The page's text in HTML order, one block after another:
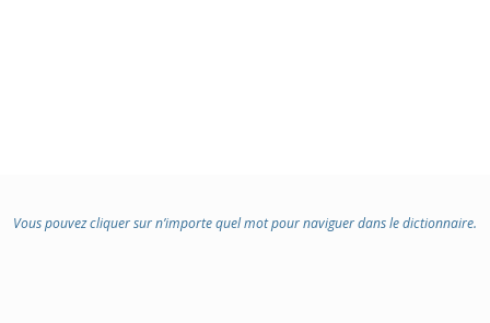
Vous pouvez cliquer sur n’importe quel mot pour naviguer dans le dictionnaire.